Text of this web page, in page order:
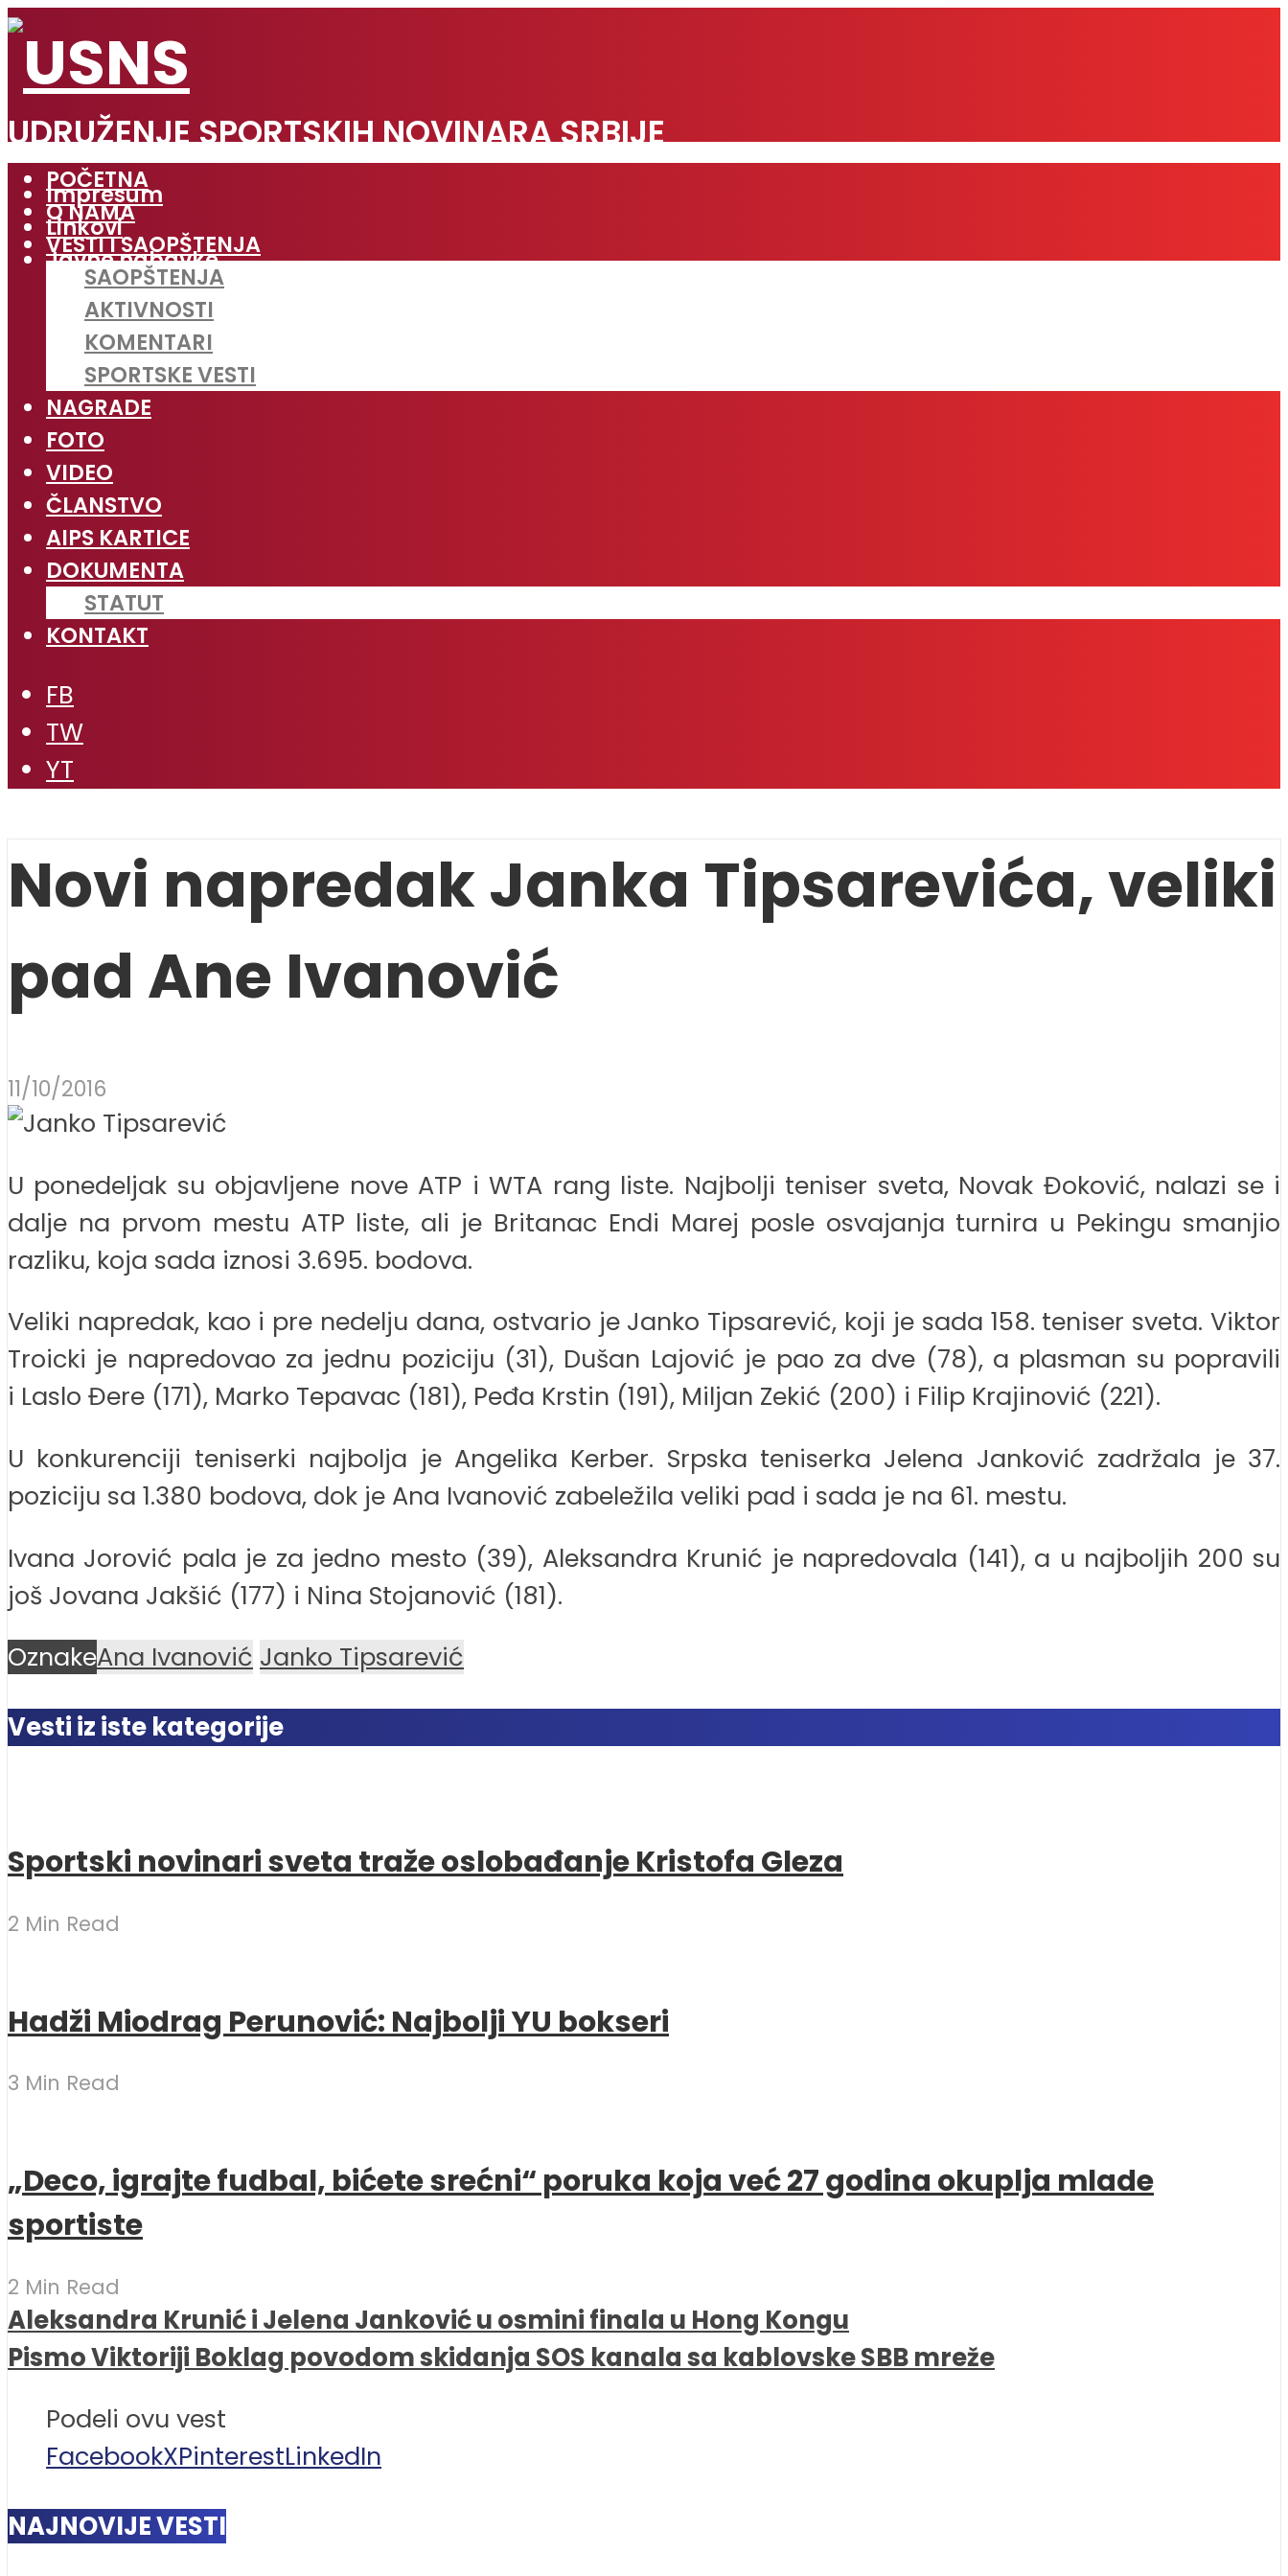
UDRUŽENJE SPORTSKIH NOVINARA SRBIJE
Impresum
Linkovi
Javne nabavke
POČETNA
O NAMA
VESTI I SAOPŠTENJA
SAOPŠTENJA
AKTIVNOSTI
KOMENTARI
SPORTSKE VESTI
NAGRADE
FOTO
VIDEO
ČLANSTVO
AIPS KARTICE
DOKUMENTA
STATUT
KONTAKT
FB
TW
YT
Novi napredak Janka Tipsarevića, veliki
pad Ane Ivanović
11/10/2016
U ponedeljak su objavljene nove ATP i WTA rang liste. Najbolji teniser sveta, Novak Đoković, nalazi se i
dalje na prvom mestu ATP liste, ali je Britanac Endi Marej posle osvajanja turnira u Pekingu smanjio
razliku, koja sada iznosi 3.695. bodova.
Veliki napredak, kao i pre nedelju dana, ostvario je Janko Tipsarević, koji je sada 158. teniser sveta. Viktor
Troicki je napredovao za jednu poziciju (31), Dušan Lajović je pao za dve (78), a plasman su popravili
i Laslo Đere (171), Marko Tepavac (181), Peđa Krstin (191), Miljan Zekić (200) i Filip Krajinović (221).
U konkurenciji teniserki najbolja je Angelika Kerber. Srpska teniserka Jelena Janković zadržala je 37.
poziciju sa 1.380 bodova, dok je Ana Ivanović zabeležila veliki pad i sada je na 61. mestu.
Ivana Jorović pala je za jedno mesto (39), Aleksandra Krunić je napredovala (141), a u najboljih 200 su
još Jovana Jakšić (177) i Nina Stojanović (181).
OznakeAna Ivanović Janko Tipsarević
Vesti iz iste kategorije
Sportski novinari sveta traže oslobađanje Kristofa Gleza
2 Min Read
Hadži Miodrag Perunović: Najbolji YU bokseri
3 Min Read
„Deco, igrajte fudbal, bićete srećni“ poruka koja već 27 godina okuplja mlade
sportiste
2 Min Read
Aleksandra Krunić i Jelena Janković u osmini finala u Hong Kongu
Pismo Viktoriji Boklag povodom skidanja SOS kanala sa kablovske SBB mreže
Podeli ovu vest
FacebookXPinterestLinkedIn
NAJNOVIJE VESTI